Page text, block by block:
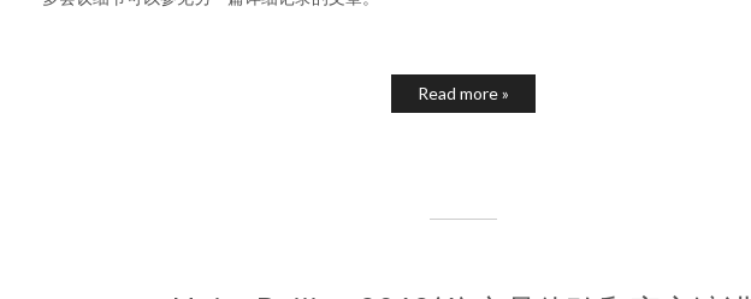
Read more »